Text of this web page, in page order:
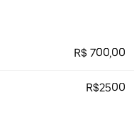
R$ 700,00
R$2500